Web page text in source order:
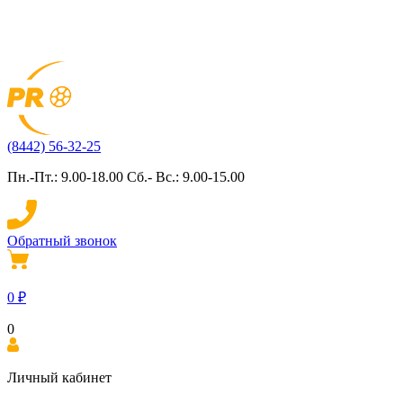
(8442) 56-32-25
Пн.-Пт.: 9.00-18.00 Сб.- Вс.: 9.00-15.00
Обратный звонок
0 ₽
0
Личный кабинет